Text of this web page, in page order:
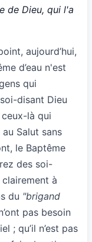
de Dieu, qui l'a
aujourd’hui,
d’eau n'est
qui
disant Dieu
là qui
Salut sans
le Baptême
des soi-
à
du "brigand
pas besoin
; qu’il n’est pas